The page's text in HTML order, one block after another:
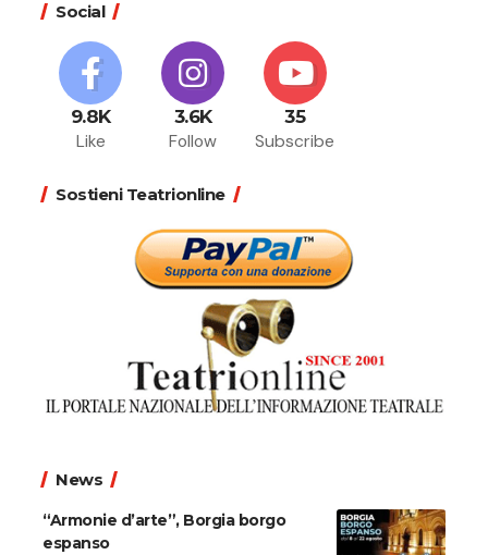
Social
9.8K
Like
3.6K
Follow
35
Subscribe
Sostieni Teatrionline
News
“Armonie d’arte”, Borgia borgo
espanso